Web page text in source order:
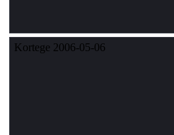
Kortege 2006-05-06